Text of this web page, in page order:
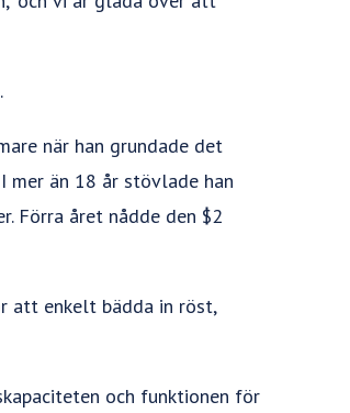
när han grundade det
mer än 18 år stövlade han
Förra året nådde den $2
att enkelt bädda in röst,
och funktionen för